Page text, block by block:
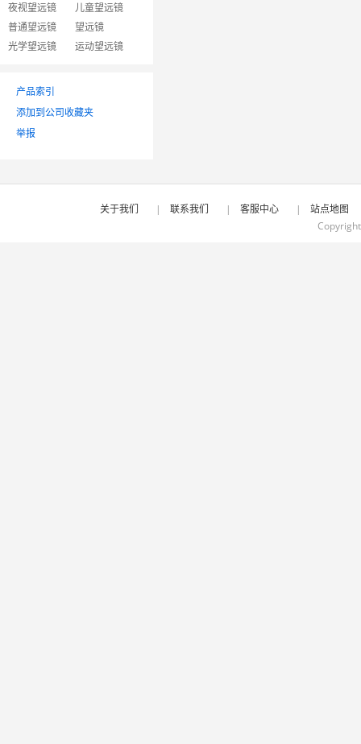
夜视望远镜
儿童望远镜
普通望远镜
望远镜
光学望远镜
运动望远镜
产品索引
添加到公司收藏夹
举报
关于我们 | 联系我们 | 客服中心 |
站点地图